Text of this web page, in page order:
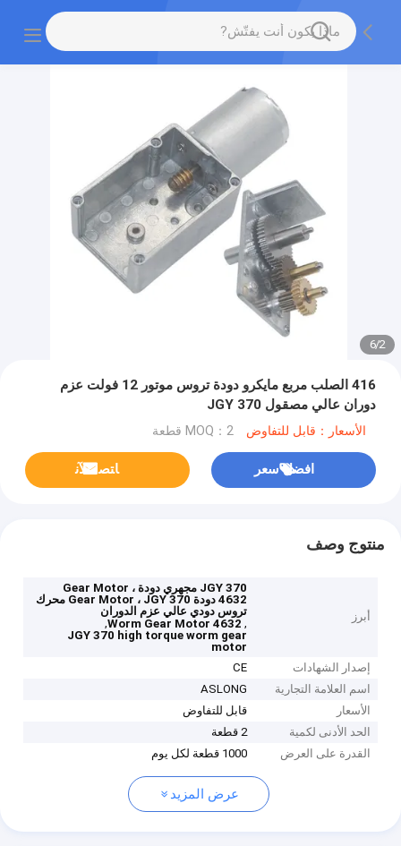
2
/
6
416 الصلب مربع مايكرو دودة تروس موتور 12 فولت عزم
دوران عالي مصقول JGY 370
الأسعار：قابل للتفاوض MOQ：2 قطعة
افضل سعر ﺎﺘﺼﻟ ﺍﻶﻧ
منتوج وصف
أبرز
JGY 370 مجهري دودة Gear Motor ،
4632 دودة Gear Motor ، JGY 370 محرك
تروس دودي عالي عزم الدوران
,
4632 Worm Gear Motor
,
JGY 370 high torque worm gear
motor
إصدار الشهادات
CE
اسم العلامة التجارية
ASLONG
الأسعار
قابل للتفاوض
الحد الأدنى لكمية
2 قطعة
القدرة على العرض
1000 قطعة لكل يوم
عرض المزيد